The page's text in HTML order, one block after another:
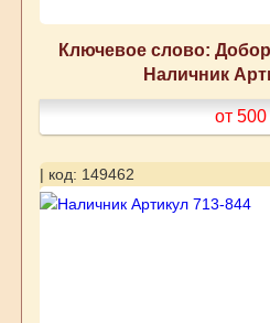
Ключевое слово:
Наличник
от 500
| код: 149462